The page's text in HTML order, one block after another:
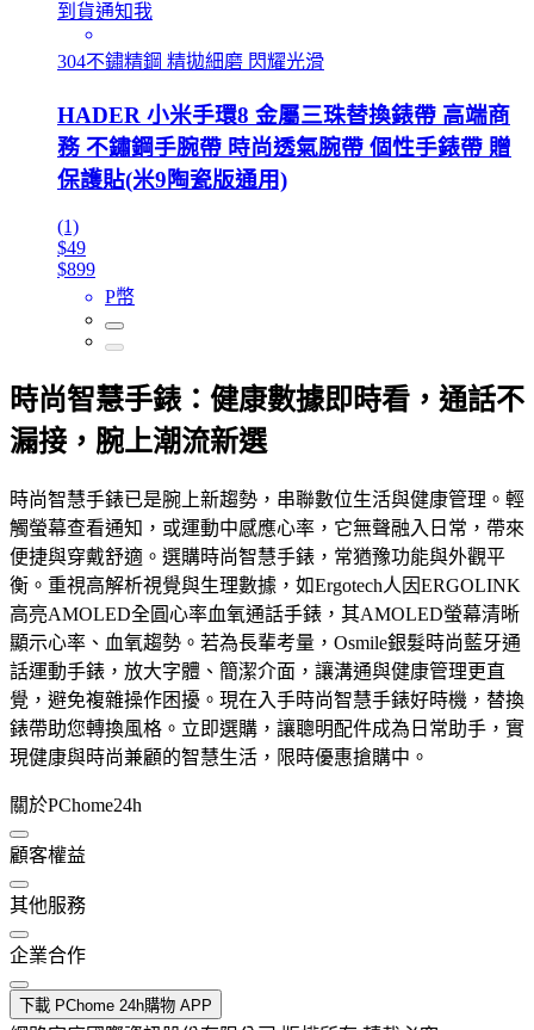
到貨通知我
304不鏽精鋼 精拋細磨 閃耀光滑
HADER 小米手環8 金屬三珠替換錶帶 高端商
務 不鏽鋼手腕帶 時尚透氣腕帶 個性手錶帶 贈
保護貼(米9陶瓷版通用)
(1)
$49
$899
P幣
時尚智慧手錶：健康數據即時看，通話不
漏接，腕上潮流新選
時尚智慧手錶已是腕上新趨勢，串聯數位生活與健康管理。輕
觸螢幕查看通知，或運動中感應心率，它無聲融入日常，帶來
便捷與穿戴舒適。選購時尚智慧手錶，常猶豫功能與外觀平
衡。重視高解析視覺與生理數據，如Ergotech人因ERGOLINK
高亮AMOLED全圓心率血氧通話手錶，其AMOLED螢幕清晰
顯示心率、血氧趨勢。若為長輩考量，Osmile銀髮時尚藍牙通
話運動手錶，放大字體、簡潔介面，讓溝通與健康管理更直
覺，避免複雜操作困擾。現在入手時尚智慧手錶好時機，替換
錶帶助您轉換風格。立即選購，讓聰明配件成為日常助手，實
現健康與時尚兼顧的智慧生活，限時優惠搶購中。
關於PChome24h
顧客權益
其他服務
企業合作
下載 PChome 24h購物 APP